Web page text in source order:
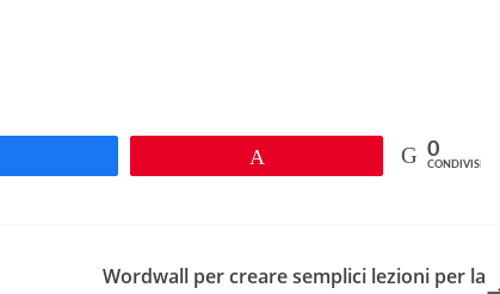
0
CONDIVISIONI
Wordwall per creare semplici lezioni per la